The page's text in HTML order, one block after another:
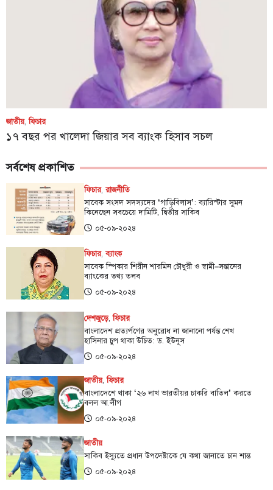
জাতীয়,ফিচার
১৭ বছর পর খালেদা জিয়ার সব ব্যাংক হিসাব সচল
সর্বশেষ প্রকাশিত
ফিচার,রাজনীতি
সাবেক সংসদ সদস্যদের ‘গাড়িবিলাস’: ব্যারিস্টার সুমন
কিনেছেন সবচেয়ে দামিটি, দ্বিতীয় সাকিব
০৫-০৯-২০২৪
ফিচার,ব্যাংক
সাবেক স্পিকার শিরীন শারমিন চৌধুরী ও স্বামী–সন্তানের
ব্যাংকের তথ্য তলব
০৫-০৯-২০২৪
দেশজুড়ে,ফিচার
বাংলাদেশ প্রত্যর্পণের অনুরোধ না জানানো পর্যন্ত শেখ
হাসিনার চুপ থাকা উচিত: ড. ইউনূস
০৫-০৯-২০২৪
জাতীয়,ফিচার
বাংলাদেশে থাকা ‌‘২৬ লাখ ভারতীয়র চাকরি বাতিল’ করতে
বলল আ.লীগ
০৫-০৯-২০২৪
জাতীয়
সাকিব ইস্যুতে প্রধান উপদেষ্টাকে যে কথা জানাতে চান শান্ত
০৫-০৯-২০২৪